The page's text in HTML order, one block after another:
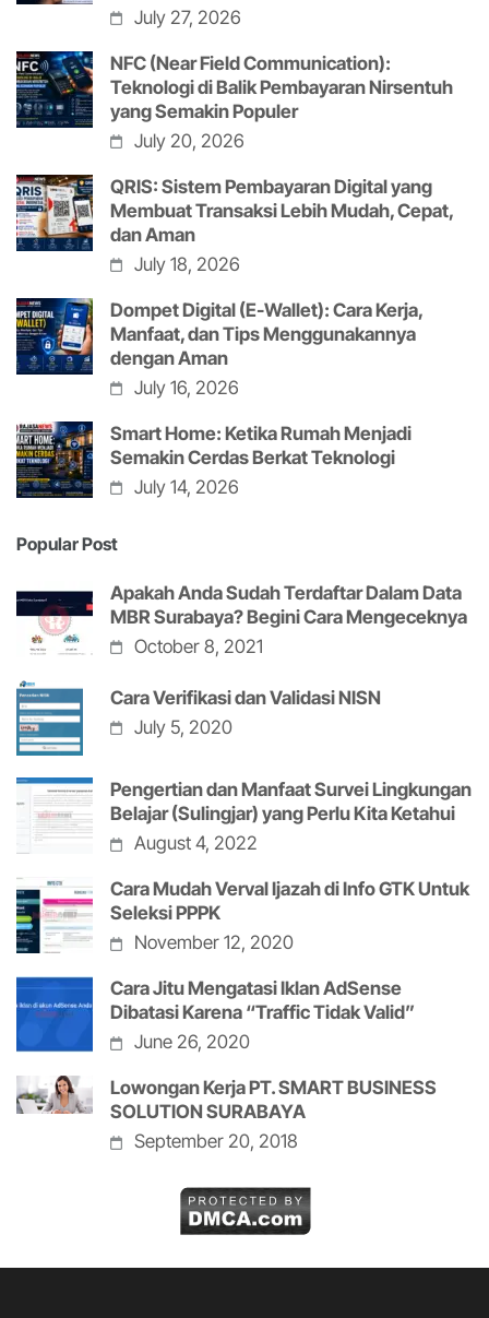
July 27, 2026
NFC (Near Field Communication):
Teknologi di Balik Pembayaran Nirsentuh
yang Semakin Populer
July 20, 2026
QRIS: Sistem Pembayaran Digital yang
Membuat Transaksi Lebih Mudah, Cepat,
dan Aman
July 18, 2026
Dompet Digital (E-Wallet): Cara Kerja,
Manfaat, dan Tips Menggunakannya
dengan Aman
July 16, 2026
Smart Home: Ketika Rumah Menjadi
Semakin Cerdas Berkat Teknologi
July 14, 2026
Popular Post
Apakah Anda Sudah Terdaftar Dalam Data
MBR Surabaya? Begini Cara Mengeceknya
October 8, 2021
Cara Verifikasi dan Validasi NISN
July 5, 2020
Pengertian dan Manfaat Survei Lingkungan
Belajar (Sulingjar) yang Perlu Kita Ketahui
August 4, 2022
Cara Mudah Verval Ijazah di Info GTK Untuk
Seleksi PPPK
November 12, 2020
Cara Jitu Mengatasi Iklan AdSense
Dibatasi Karena “Traffic Tidak Valid”
June 26, 2020
Lowongan Kerja PT. SMART BUSINESS
SOLUTION SURABAYA
September 20, 2018